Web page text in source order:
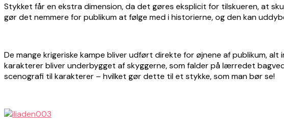
Stykket får en ekstra dimension, da det gøres eksplicit for tilskueren, at
gør det nemmere for publikum at følge med i historierne, og den kan
De mange krigeriske kampe bliver udført direkte for øjnene af publikum,
karakterer bliver underbygget af skyggerne, som falder på lærredet
scenografi til karakterer – hvilket gør dette til et stykke, som man bør se!